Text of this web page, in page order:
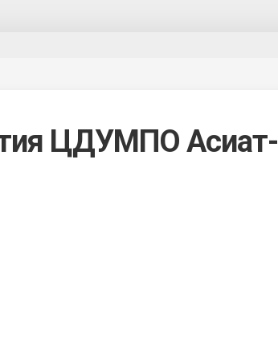
ЦДУМПО Асиат-